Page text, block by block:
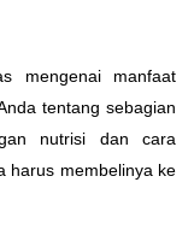
mengenai manfaat
tentang sebagian
nutrisi dan cara
harus membelinya ke